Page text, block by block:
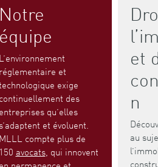
Notre
équipe
L’environnement
réglementaire et
exige
continuellement des
entreprises qu’elles
s’adaptent et évoluent.
MLLL compte plus de
150 avocats, qui innovent
et
n
au